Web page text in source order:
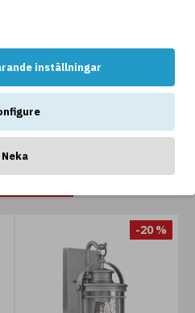
inställningar
Neka
-20 %